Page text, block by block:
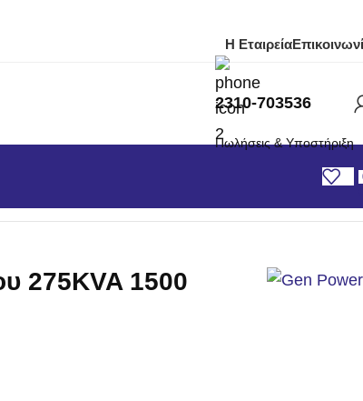
Η Εταιρεία
2310-703536
Πωλήσεις & Υποστήριξη
275KVA 1500